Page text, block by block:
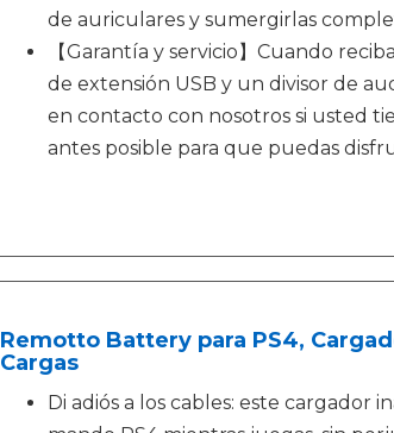
de auriculares y sumergirlas
【Garantía y servicio】Cuando
de extensión USB y un divisor de
en contacto con nosotros si usted
antes posible para que puedas
Remotto Battery para PS4,
Cargas
Di adiós a los cables: este cargador